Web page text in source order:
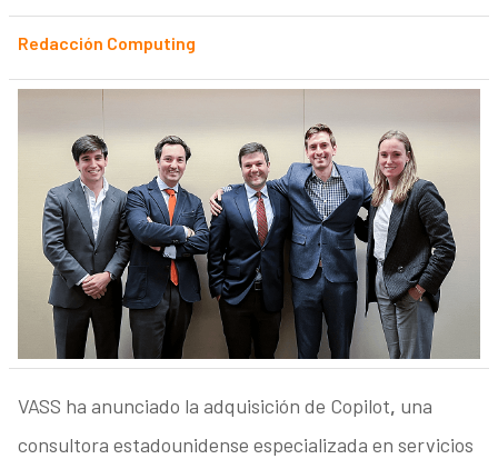
Redacción Computing
VASS ha anunciado la adquisición de Copilot, una
consultora estadounidense especializada en servicios